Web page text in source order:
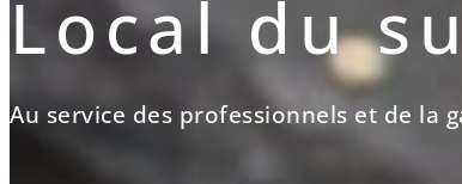
Local du
Au service des professionnels et de la